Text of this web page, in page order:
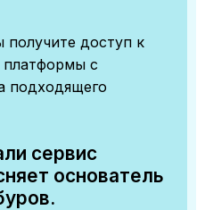
получите доступ к
с
подходящего
сервис
основатель